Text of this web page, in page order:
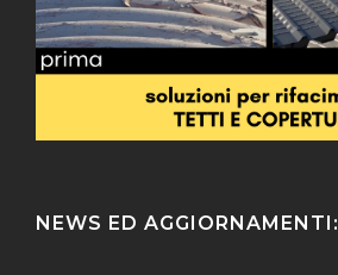
NEWS ED AGGIORNAMENTI: